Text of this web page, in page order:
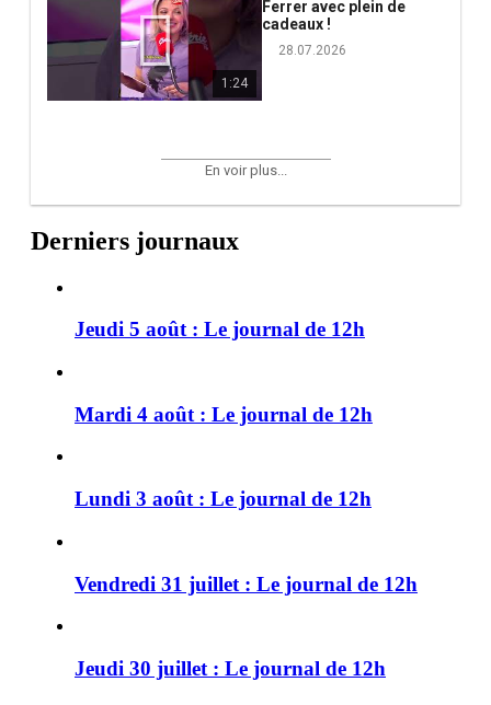
1:24
Ferrer avec plein de
cadeaux !
28.07.2026
En voir plus...
Derniers journaux
Jeudi 5 août : Le journal de 12h
Mardi 4 août : Le journal de 12h
Lundi 3 août : Le journal de 12h
Vendredi 31 juillet : Le journal de 12h
Jeudi 30 juillet : Le journal de 12h